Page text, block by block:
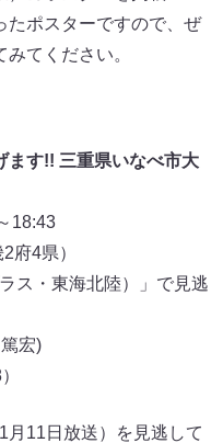
たポスターですので、ぜ
てください。
ます!! 三重県いなべ市大
18:43
府4県）
ス・東海北陸）」で見逃
宏)
11日放送）を見逃して